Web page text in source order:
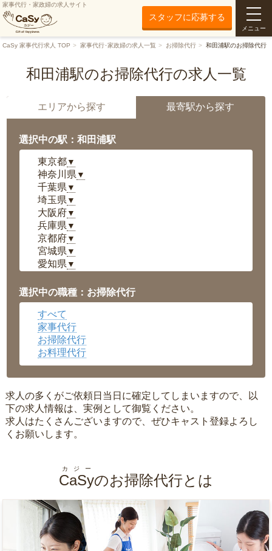
家事代行・家政婦の求人サイト
スタッフに応募する
メニュー
CaSy 家事代行求人 TOP 家事代行･家政婦の求人一覧 お掃除代行 和田浦駅のお掃除代行
和田浦駅のお掃除代行の求人一覧
エリアから探す 最寄駅から探す
選択中の駅：和田浦駅
東京都▼
神奈川県 ▼
千葉県 ▼
埼玉県 ▼
大阪府▼
兵庫県 ▼
京都府▼
宮城県 ▼
愛知県 ▼
岡山県▼
広島県▼
沖縄県
選択中の職種：お掃除代行
すべて
家事代行
お掃除代行
お料理代行
求人の多くがご依頼日当日に確定してしまいますので、以
下の求人情報は、実例として御覧ください。
求人はたくさんございますので、ぜひキャスト登録よろし
くお願いします。
CaSy
カジー
のお掃除代行とは